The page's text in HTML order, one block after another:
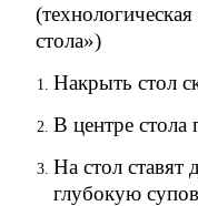
стола»)
Накрыть стол
В центре стола
На стол ставят
глубокую